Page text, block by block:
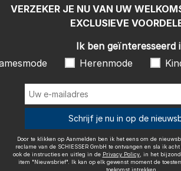
Herenmode
ADIDAS
Door te klikken op Aanmelden ben ik het eens om
gepersonaliseerde reclame van de SCHIESSER
sla ik acht op en accepteer ik hierbij ook de
, in het bijzonder de instructies
effect naar de toekomst intrekken.
Betaalwijzen
Wij bezorgen met
VERZEKER JE NU VAN UW
EXCLUSIEVE
Ik ben geïnteresseerd
Herenmode
Schrijf je nu in op de
Door te klikken op Aanmelden ben ik het eens om de
reclame van de SCHIESSER GmbH te ontvangen en sla ik
ook de instructies en uitleg in de Privacy Policy, in het
item "Nieuwsbrief". Ik kan op elk gewenst moment de
toekomst intrekken.